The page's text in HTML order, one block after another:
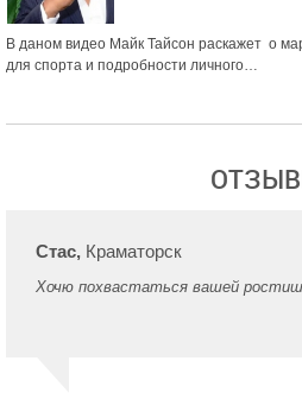
В даном видео Майк Тайсон раскажет о
для спорта и подробности личного…
Стас, Краматорск
Хочю похвастаться вашей